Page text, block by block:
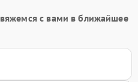
с вами в ближайшее